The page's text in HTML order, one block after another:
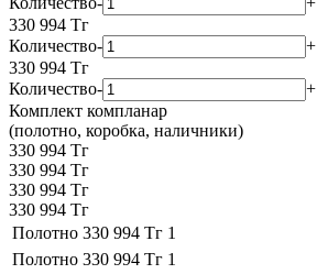
330 994 Тг
Количество-
+
330 994 Тг
Количество-
+
Комплект компланар
(полотно, коробка, наличники)
330 994 Тг
330 994 Тг
330 994 Тг
330 994 Тг
Полотно 330 994 Тг 1
Полотно 330 994 Тг 1